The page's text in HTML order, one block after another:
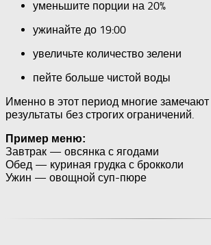
уменьшите порции на 20%
ужинайте до 19:00
увеличьте количество зелени
пейте больше чистой воды
Именно в этот период многие
результаты без строгих ограничений.
Пример меню:
Завтрак — овсянка с ягодами
Обед — куриная грудка с брокколи
Ужин — овощной суп-пюре